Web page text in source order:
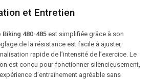
et Entretien
Biking 480-485 est simplifiée grâce à son
de la résistance est facile à ajuster,
rapide de l’intensité de l’exercice. Le
est conçu pour fonctionner silencieusement,
d’entraînement agréable sans